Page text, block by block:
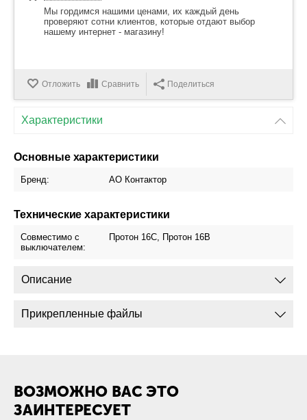
Мы гордимся нашими ценами, их каждый день
проверяют сотни клиентов, которые отдают выбор
нашему интернет - магазину!
Отложить Сравнить Поделиться
Характеристики
Основные характеристики
Бренд: АО Контактор
Технические характеристики
Совместимо с
выключателем:
Протон 16С, Протон 16В
Описание
Прикрепленные файлы
ВОЗМОЖНО ВАС ЭТО
ЗАИНТЕРЕСУЕТ